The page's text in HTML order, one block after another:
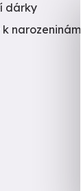
dárky
narozeninám